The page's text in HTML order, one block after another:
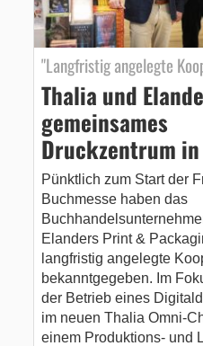
"Langfristig angelegte
Thalia und
gemeinsames
Druckzentrum
Pünktlich zum Start der
Buchmesse haben das
Elanders Print &
langfristig angelegte
bekanntgegeben. Im
der Betrieb eines
im neuen Thalia Omni-
einem Produktions- und